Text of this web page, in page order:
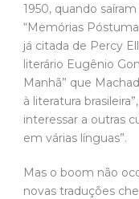
1950, quando
“Memórias
já citada de Percy
literário Eugênio
Manhã” que
à literatura
interessar a outras
em várias línguas”.
Mas o boom não
novas traduções